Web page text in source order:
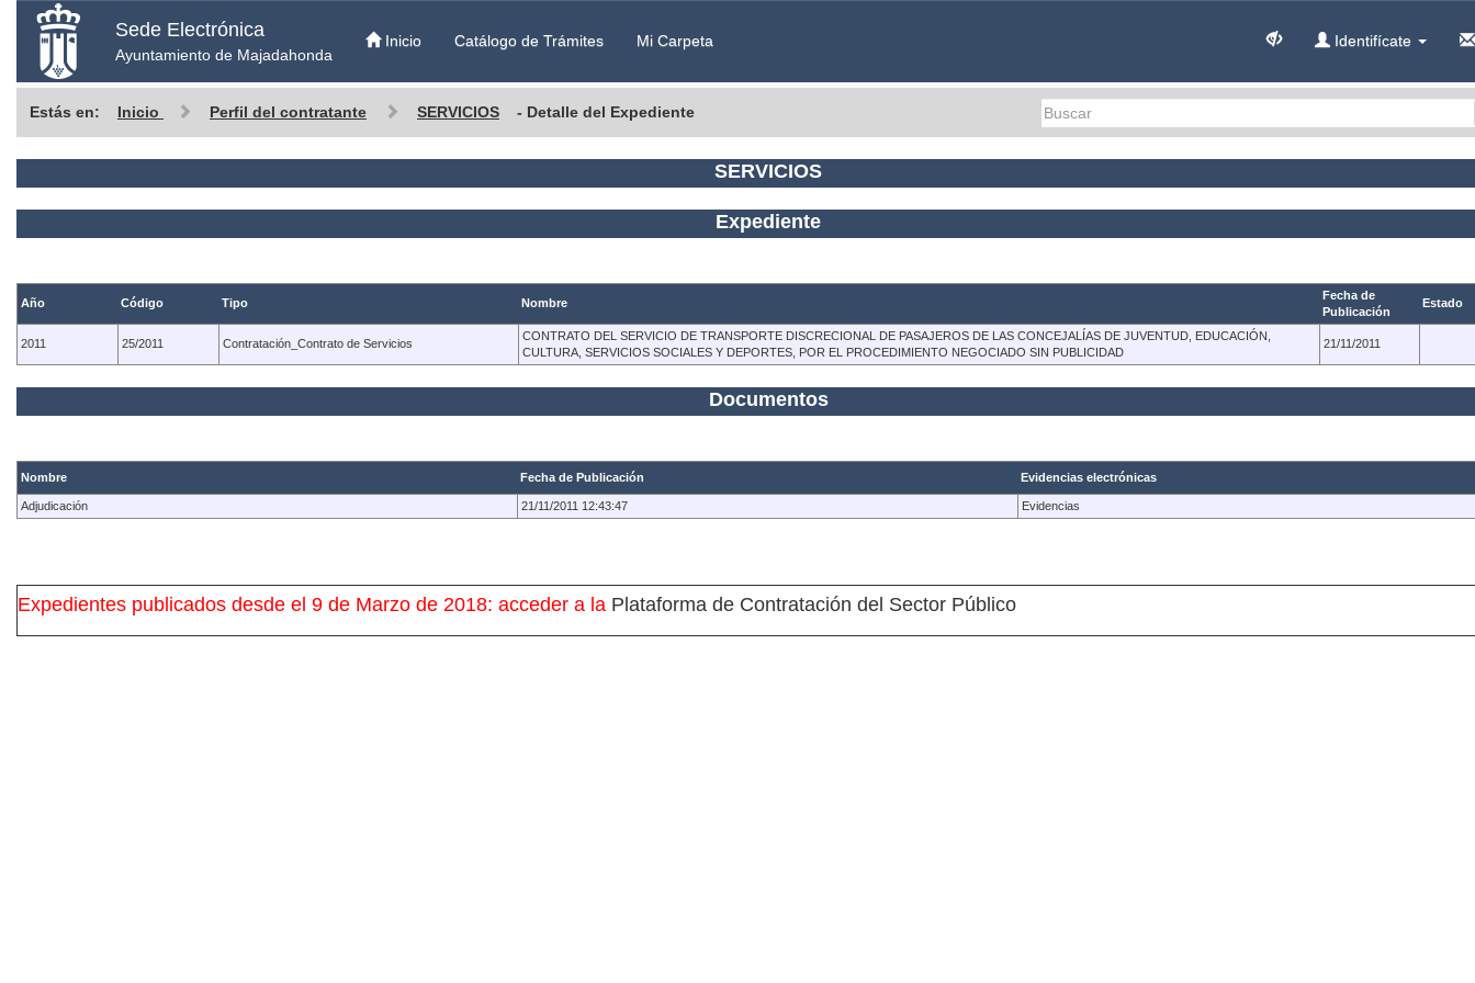
Sede Electrónica
Ayuntamiento de Majadahonda
Inicio Catálogo de Trámites Mi Carpeta Identifícate
Estás en: Inicio Perfil del contratante SERVICIOS - Detalle del Expediente
SERVICIOS
Expediente
Año Código Tipo Nombre
Fecha de
Publicación
Estado
2011 25/2011 Contratación_Contrato de Servicios
CONTRATO DEL SERVICIO DE TRANSPORTE DISCRECIONAL DE PASAJEROS DE LAS CONCEJALÍAS DE JUVENTUD, EDUCACIÓN,
CULTURA, SERVICIOS SOCIALES Y DEPORTES, POR EL PROCEDIMIENTO NEGOCIADO SIN PUBLICIDAD
21/11/2011
Documentos
Nombre Fecha de Publicación Evidencias electrónicas
Adjudicación 21/11/2011 12:43:47 Evidencias
Expedientes publicados desde el 9 de Marzo de 2018: acceder a la Plataforma de Contratación del Sector Público